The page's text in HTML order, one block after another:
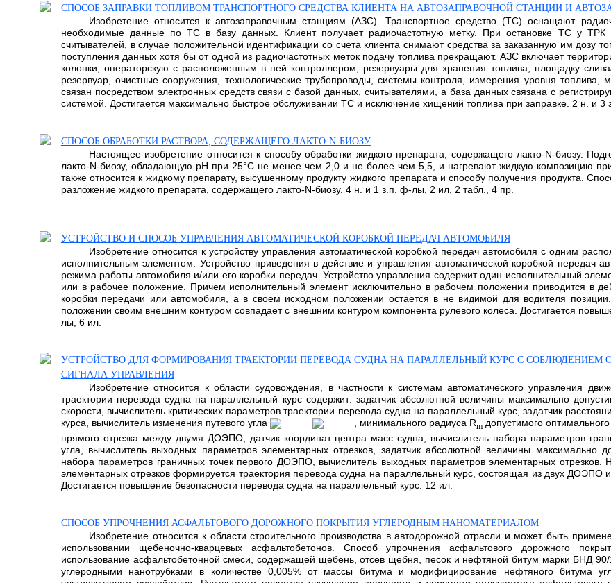
СПОСОБ ЗАПРАВКИ ТОПЛИВОМ ТРАНСПОРТНОГО СРЕДСТВА КЛИЕНТА НА АВТОЗАПРАВОЧНОЙ СТАНЦИИ И
Изобретение относится к автозаправочным станциям (АЗС). Транспортное средство (ТС) оснащают
необходимые данные по ТС в базу данных. Клиент получает радиочастотную метку. При остановке ТС у ТРК
считывателей, в случае положительной идентификации со счета клиента снимают средства за заказанную им дозу
поступления данных хотя бы от одной из радиочастотных меток подачу топлива прекращают. АЗС включает
колонки, операторскую с расположенным в ней контроллером, резервуары для хранения топлива, площадку
резервуар, очистные сооружения, технологические трубопроводы, системы контроля, измерения уровня
связан посредством электронных средств связи с базой данных, считывателями, а база данных связана с
системой. Достигается максимально быстрое обслуживании ТС и исключение хищений топлива при заправке. 2 н. и 3
СПОСОБ ОБРАБОТКИ РАСТВОРА, СОДЕРЖАЩЕГО ЛАКТО-N-БИОЗУ
Настоящее изобретение относится к способу обработки жидкого препарата, содержащего лакто-N-биозу.
лакто-N-биозу, обладающую рН при 25°С не менее чем 2,0 и не более чем 5,5, и нагревают жидкую композицию
также относится к жидкому препарату, высушенному продукту жидкого препарата и способу получения продукта.
разложение жидкого препарата, содержащего лакто-N-биозу. 4 н. и 1 з.п. ф-лы, 2 ил, 2 табл., 4 пр.
УСТРОЙСТВО И СПОСОБ УПРАВЛЕНИЯ АВТОМАТИЧЕСКОЙ КОРОБКОЙ ПЕРЕДАЧ АВТОМОБИЛЯ
Изобретение относится к устройству управления автоматической коробкой передач автомобиля с одним
исполнительным элементом. Устройство приведения в действие и управления автоматической коробкой передач
режима работы автомобиля и/или его коробки передач. Устройство управления содержит один исполнительный
или в рабочее положение. Причем исполнительный элемент исключительно в рабочем положении приводится в
коробки передачи или автомобиля, а в своем исходном положении остается в не видимой для водителя
положении своим внешним контуром совпадает с внешним контуром компонента рулевого колеса. Достигается
лы, 6 ил.
УСТРОЙСТВО ДЛЯ ФОРМИРОВАНИЯ ТРАЕКТОРИИ ПЕРЕВОДА СУДНА НА ПАРАЛЛЕЛЬНЫЙ КУРС С СОБЛЮДЕНИЕМ
СИГНАЛА УПРАВЛЕНИЯ
Изобретение относится к области судовождения, в частности к системам автоматического управления
траектории перевода судна на параллельный курс содержит: задатчик абсолютной величины максимально
скорости, вычислитель критических параметров траектории перевода судна на параллельный курс, задатчик
курса, вычислитель изменения путевого угла
, минимального радиуса Rm допустимого
прямого отрезка между двумя ДОЭПО, датчик координат центра масс судна, вычислитель набора параметров
угла, вычислитель выходных параметров элементарных отрезков, задатчик абсолютной величины максимально
набора параметров граничных точек первого ДОЭПО, вычислитель выходных параметров элементарных
элементарных отрезков формируется траектория перевода судна на параллельный курс, состоящая из двух ДОЭПО
Достигается повышение безопасности перевода судна на параллельный курс. 12 ил.
СПОСОБ УПРОЧНЕНИЯ АСФАЛЬТОВОГО ДОРОЖНОГО ПОКРЫТИЯ УГЛЕРОДНЫМ НАНОМАТЕРИАЛОМ
Изобретение относится к области строительного производства в автодорожной отрасли и может быть
использовании щебеночно-кварцевых асфальтобетонов. Способ упрочнения асфальтового дорожного
использование асфальтобетонной смеси, содержащей щебень, отсев щебня, песок и нефтяной битум марки БНД
углеродными нанотрубками в количестве 0,005% от массы битума и модифицирование нефтяного битума